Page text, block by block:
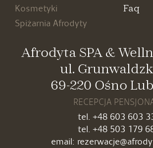
Kosmetyki
Spiżarnia Afrodyty
Faq
Afrodyta SPA &
ul.
69-220 Ośno
RECEPCJA
tel. +48 603 603
tel. +48 503 179
email: